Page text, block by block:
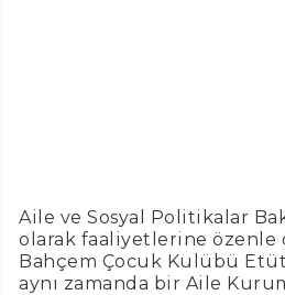
Aile ve Sosyal Politikalar
olarak faaliyetlerine özenle
Bahçem Çocuk Kulübü
aynı zamanda bir Aile